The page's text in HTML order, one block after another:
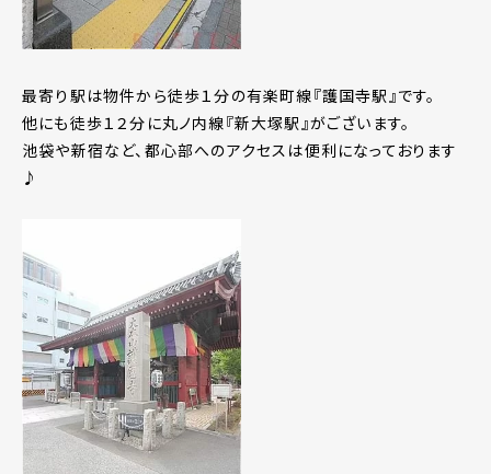
最寄り駅は物件から徒歩１分の有楽町線『護国寺駅』です。
他にも徒歩１２分に丸ノ内線『新大塚駅』がございます。
池袋や新宿など、都心部へのアクセスは便利になっております
♪